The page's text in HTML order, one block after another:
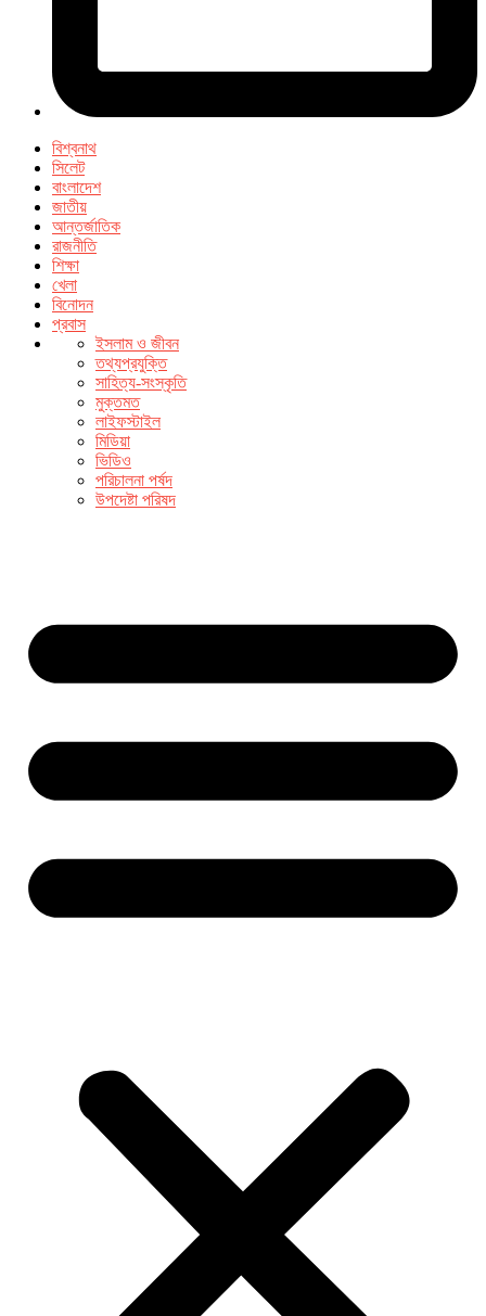
বিশ্বনাথ
সিলেট
বাংলাদেশ
জাতীয়
আন্তর্জাতিক
রাজনীতি
শিক্ষা
খেলা
বিনোদন
প্রবাস
ইসলাম ও জীবন
তথ্যপ্রযুক্তি
সাহিত্য-সংস্কৃতি
মুক্তমত
লাইফস্টাইল
মিডিয়া
ভিডিও
পরিচালনা পর্ষদ
উপদেষ্টা পরিষদ